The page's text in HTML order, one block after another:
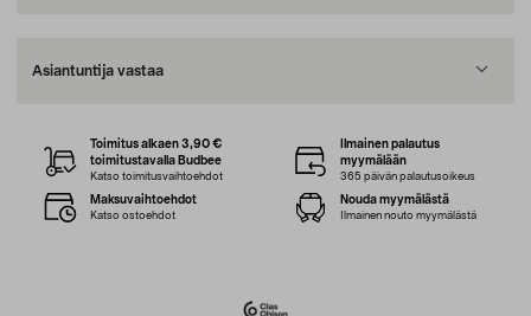
Asiantuntija vastaa
Toimitus alkaen 3,90 €
toimitustavalla Budbee
Katso toimitusvaihtoehdot
Ilmainen palautus
myymälään
365 päivän palautusoikeus
Maksuvaihtoehdot
Katso ostoehdot
Nouda myymälästä
Ilmainen nouto myymälästä